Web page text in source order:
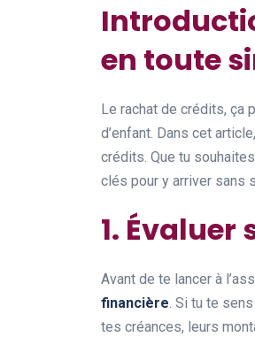
en toute
Le rachat de crédits, ça
d’enfant. Dans cet
crédits. Que tu
clés pour y arriver sans
1.
Avant de te lancer à
financière. Si tu te
tes créances, leurs